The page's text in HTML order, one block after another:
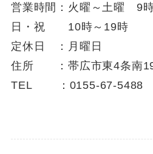
営業時間：火曜～土曜 9
日・祝 10時～19時
定休日 ：月曜日
住所 ：帯広市東4条南
TEL ：0155-67-5488